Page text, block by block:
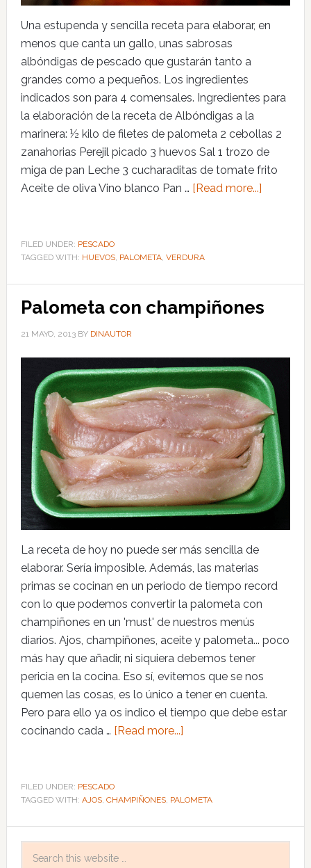
Una estupenda y sencilla receta para elaborar, en
menos que canta un gallo, unas sabrosas
albóndigas de pescado que gustarán tanto a
grandes como a pequeños. Los ingredientes
indicados son para 4 comensales. Ingredientes para
la elaboración de la receta de Albóndigas a la
marinera: ½ kilo de filetes de palometa 2 cebollas 2
zanahorias Perejil picado 3 huevos Sal 1 trozo de
miga de pan Leche 3 cucharaditas de tomate frito
Aceite de oliva Vino blanco Pan … [Read more...]
FILED UNDER: PESCADO
TAGGED WITH: HUEVOS, PALOMETA, VERDURA
Palometa con champiñones
21 MAYO, 2013BY DINAUTOR
La receta de hoy no puede ser más sencilla de
elaborar. Sería imposible. Además, las materias
primas se cocinan en un periodo de tiempo record
con lo que podemos convertir la palometa con
champiñones en un 'must' de nuestros menús
diarios. Ajos, champiñones, aceite y palometa... poco
más hay que añadir, ni siquiera debemos tener
pericia en la cocina. Eso sí, evitemos que se nos
quemen las cosas, es lo único a tener en cuenta.
Pero para ello ya os indico el tiempo que debe estar
cocinando cada … [Read more...]
FILED UNDER: PESCADO
TAGGED WITH: AJOS, CHAMPIÑONES, PALOMETA